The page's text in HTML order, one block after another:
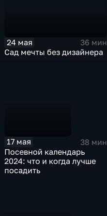
24 мая
36 мин
Сад мечты без дизайнера
17 мая
38 мин
Посевной календарь
2024: что и когда лучше
посадить